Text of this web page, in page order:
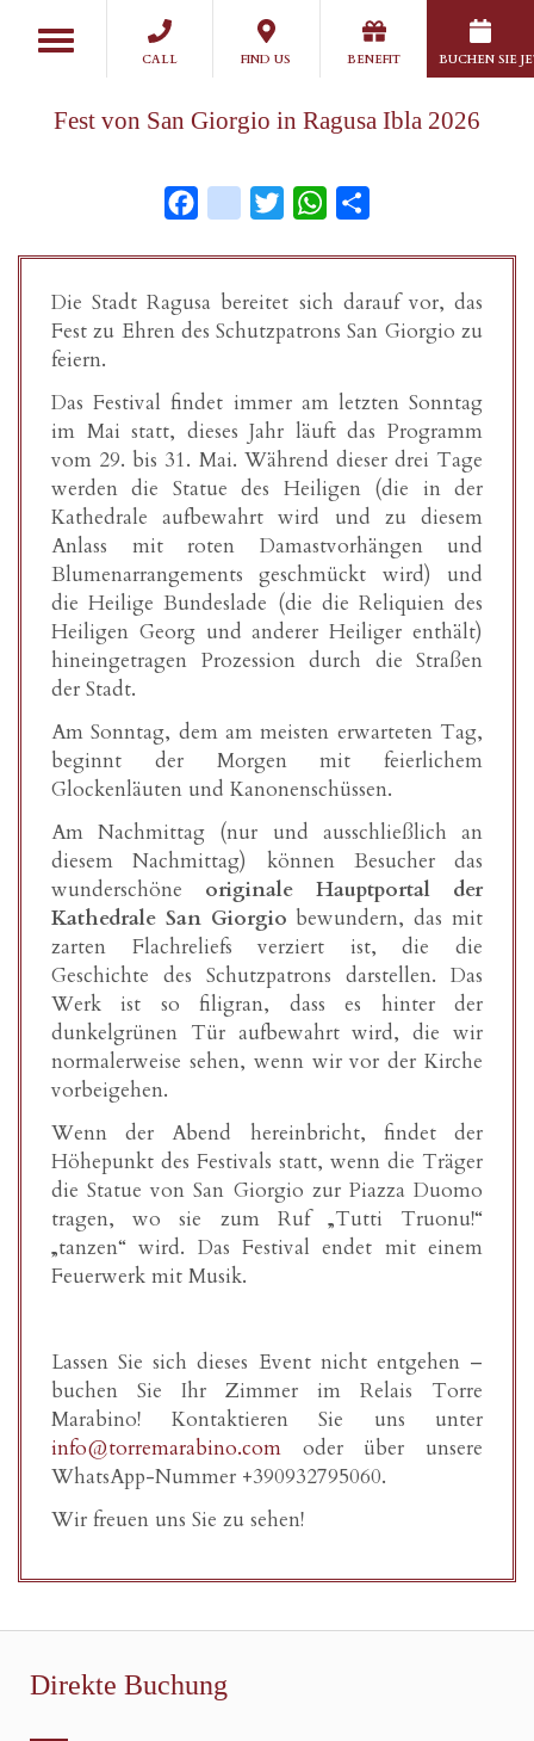
Toggle
navigation
CALL FIND US BENEFIT BUCHEN SIE
Fest von San Giorgio in Ragusa Ibla 2026
FacebookinstagramTwitterWhatsApp
Die Stadt Ragusa bereitet sich darauf vor, das
Fest zu Ehren des Schutzpatrons San Giorgio zu
feiern.
Das Festival findet immer am letzten Sonntag
im Mai statt, dieses Jahr läuft das Programm
vom 29. bis 31. Mai. Während dieser drei Tage
werden die Statue des Heiligen (die in der
Kathedrale aufbewahrt wird und zu diesem
Anlass mit roten Damastvorhängen und
Blumenarrangements geschmückt wird) und
die Heilige Bundeslade (die die Reliquien des
Heiligen Georg und anderer Heiliger enthält)
hineingetragen Prozession durch die Straßen
der Stadt.
Am Sonntag, dem am meisten erwarteten Tag,
beginnt der Morgen mit feierlichem
Glockenläuten und Kanonenschüssen.
Am Nachmittag (nur und ausschließlich an
diesem Nachmittag) können Besucher das
wunderschöne originale Hauptportal der
Kathedrale San Giorgio bewundern, das mit
zarten Flachreliefs verziert ist, die die
Geschichte des Schutzpatrons darstellen. Das
Werk ist so filigran, dass es hinter der
dunkelgrünen Tür aufbewahrt wird, die wir
normalerweise sehen, wenn wir vor der Kirche
vorbeigehen.
Wenn der Abend hereinbricht, findet der
Höhepunkt des Festivals statt, wenn die Träger
die Statue von San Giorgio zur Piazza Duomo
tragen, wo sie zum Ruf „Tutti Truonu!“
„tanzen“ wird. Das Festival endet mit einem
Feuerwerk mit Musik.
Lassen Sie sich dieses Event nicht entgehen –
buchen Sie Ihr Zimmer im Relais Torre
Marabino! Kontaktieren Sie uns unter
info@torremarabino.com oder über unsere
WhatsApp-Nummer +390932795060.
Wir freuen uns Sie zu sehen!
Direkte Buchung